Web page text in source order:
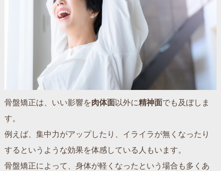
骨盤矯正は、いい影響を肉体面以外に精神面でも及ぼしま
す。
例えば、集中力がアップしたり、イライラが無くなったり
するというような効果を体感している人もいます。
骨盤矯正によって、身体が軽くなったという場合も多くあ